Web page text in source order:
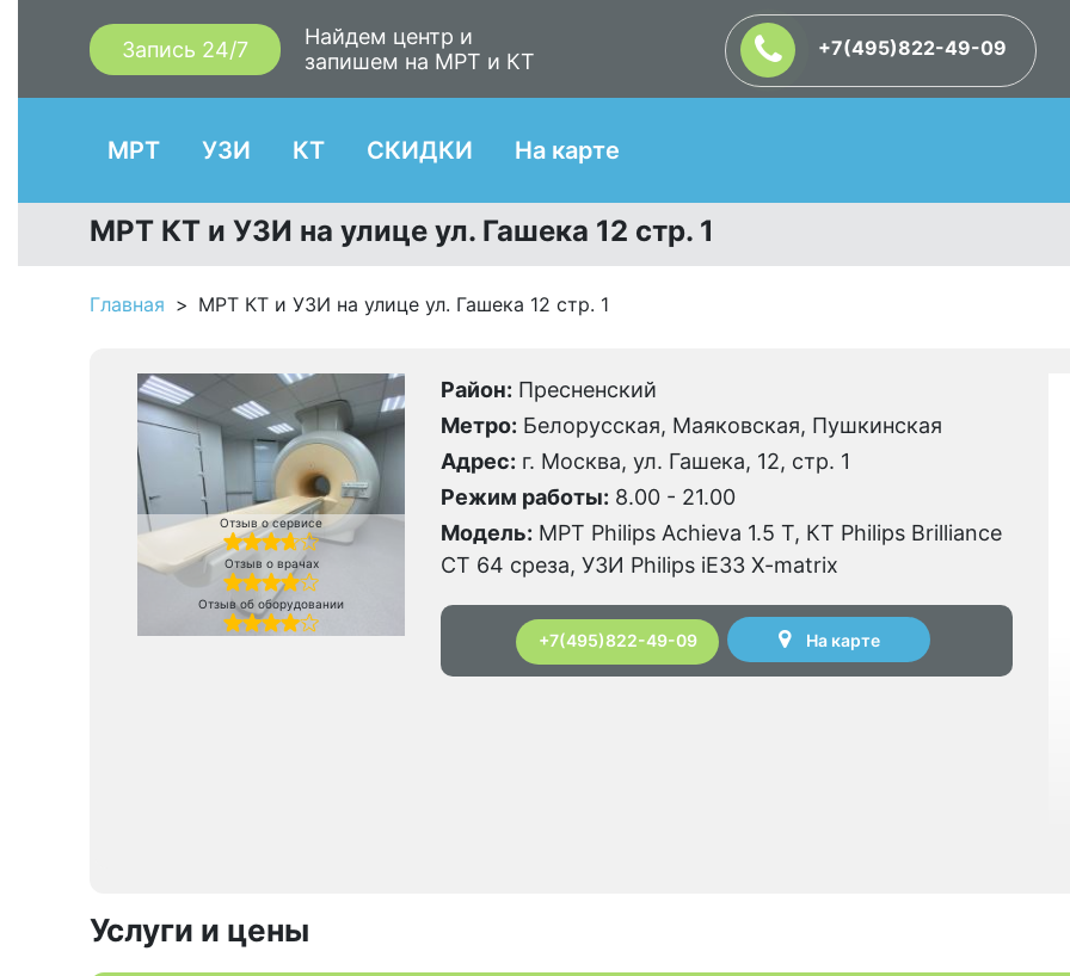
Запись 24/7
Найдем центр и
запишем на МРТ и КТ
+7(495)822-49-09
МРТ УЗИ КТ СКИДКИ На карте
МРТ КТ и УЗИ на улице ул. Гашека 12 стр. 1
Главная МРТ КТ и УЗИ на улице ул. Гашека 12 стр. 1
Отзыв о сервисе
Отзыв о врачах
Отзыв об оборудовании
Район: Пресненский
Метро: Белорусская, Маяковская, Пушкинская
Адрес: г. Москва, ул. Гашека, 12, стр. 1
Режим работы: 8.00 - 21.00
Модель: МРТ Philips Achieva 1.5 T, КТ Philips Brilliance
CT 64 среза, УЗИ Philips iE33 X-matrix
+7(495)822-49-09 На карте
Услуги и цены